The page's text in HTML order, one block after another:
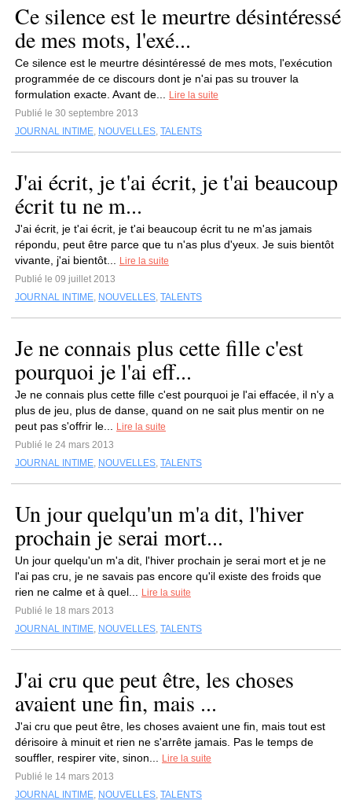
Ce silence est le meurtre désintéressé
de mes mots, l'exé...
Ce silence est le meurtre désintéressé de mes mots, l'exécution
programmée de ce discours dont je n'ai pas su trouver la
formulation exacte. Avant de...
Lire la suite
Publié le 30 septembre 2013
JOURNAL INTIME, NOUVELLES, TALENTS
J'ai écrit, je t'ai écrit, je t'ai beaucoup
écrit tu ne m...
J'ai écrit, je t'ai écrit, je t'ai beaucoup écrit tu ne m'as jamais
répondu, peut être parce que tu n'as plus d'yeux. Je suis bientôt
vivante, j'ai bientôt...
Lire la suite
Publié le 09 juillet 2013
JOURNAL INTIME, NOUVELLES, TALENTS
Je ne connais plus cette fille c'est
pourquoi je l'ai eff...
Je ne connais plus cette fille c'est pourquoi je l'ai effacée, il n'y a
plus de jeu, plus de danse, quand on ne sait plus mentir on ne
peut pas s'offrir le...
Lire la suite
Publié le 24 mars 2013
JOURNAL INTIME, NOUVELLES, TALENTS
Un jour quelqu'un m'a dit, l'hiver
prochain je serai mort...
Un jour quelqu'un m'a dit, l'hiver prochain je serai mort et je ne
l'ai pas cru, je ne savais pas encore qu'il existe des froids que
rien ne calme et à quel...
Lire la suite
Publié le 18 mars 2013
JOURNAL INTIME, NOUVELLES, TALENTS
J'ai cru que peut être, les choses
avaient une fin, mais ...
J'ai cru que peut être, les choses avaient une fin, mais tout est
dérisoire à minuit et rien ne s'arrête jamais. Pas le temps de
souffler, respirer vite, sinon...
Lire la suite
Publié le 14 mars 2013
JOURNAL INTIME, NOUVELLES, TALENTS